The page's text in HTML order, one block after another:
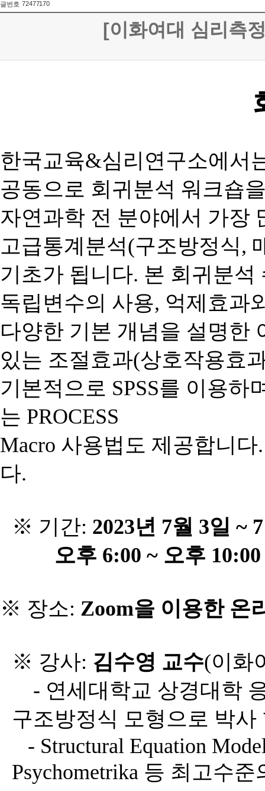
글번호 72477170
[이화여대 심리측
한국교육&심리연구소에서
공동으로 회귀분석 워크숍
자연과학 전 분야에서 가장
고급통계분석(구조방정식,
기초가 됩니다. 본 회귀분석
독립변수의 사용, 억제효과
다양한 기본 개념을 설명한
있는 조절효과(상호작용효
기본적으로 SPSS를 이용하
는 PROCESS
Macro 사용법도 제공합니다
다.
※ 기간: 2023년 7월 3일 ~ 7
오후 6:00 ~ 오후 10:00
※ 장소: Zoom을 이용한 온
※ 강사: 김수영 교수(이화
- 연세대학교 상경대학
구조방정식 모형으로 박사
- Structural Equation
Psychometrika 등 최고수준